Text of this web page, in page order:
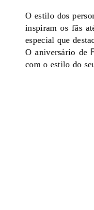
O estilo dos
inspiram os fãs
especial que
O aniversário de
com o estilo do